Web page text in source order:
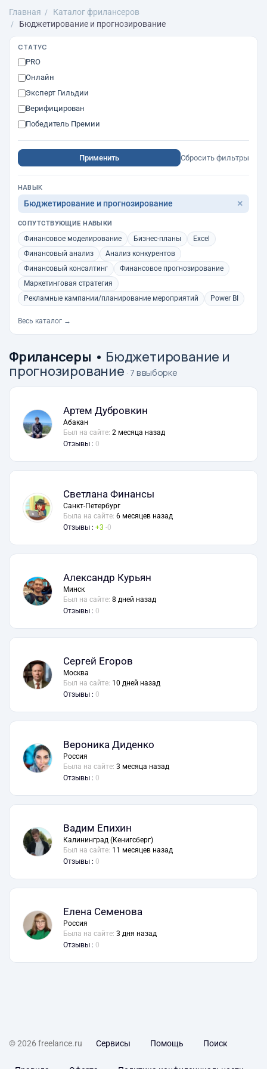
Главная
Каталог фрилансеров
Бюджетирование и прогнозирование
СТАТУС
PRO
Онлайн
Эксперт Гильдии
Верифицирован
Победитель Премии
Применить Сбросить фильтры
НАВЫК
Бюджетирование и прогнозирование ✕
СОПУТСТВУЮЩИЕ НАВЫКИ
Финансовое моделирование Бизнес-планы
Excel
Финансовый анализ
Анализ конкурентов
Финансовый консалтинг
Финансовое прогнозирование
Маркетинговая стратегия
Рекламные кампании/планирование мероприятий
Power BI
Весь каталог →
Фрилансеры • Бюджетирование и
прогнозирование · 7 в выборке
Артем Дубровкин
Абакан
Был на сайте: 2 месяца назад
Отзывы : 0
Светлана Финансы
Санкт-Петербург
Была на сайте: 6 месяцев назад
Отзывы :
3 0
Александр Курьян
Минск
Был на сайте: 8 дней назад
Отзывы : 0
Сергей Егоров
Москва
Был на сайте: 10 дней назад
Отзывы : 0
Вероника Диденко
Россия
Была на сайте: 3 месяца назад
Отзывы : 0
Вадим Епихин
Калининград (Кенигсберг)
Был на сайте: 11 месяцев назад
Отзывы : 0
Елена Семенова
Россия
Была на сайте: 3 дня назад
Отзывы : 0
© 2026 freelance.ru Сервисы Помощь Поиск